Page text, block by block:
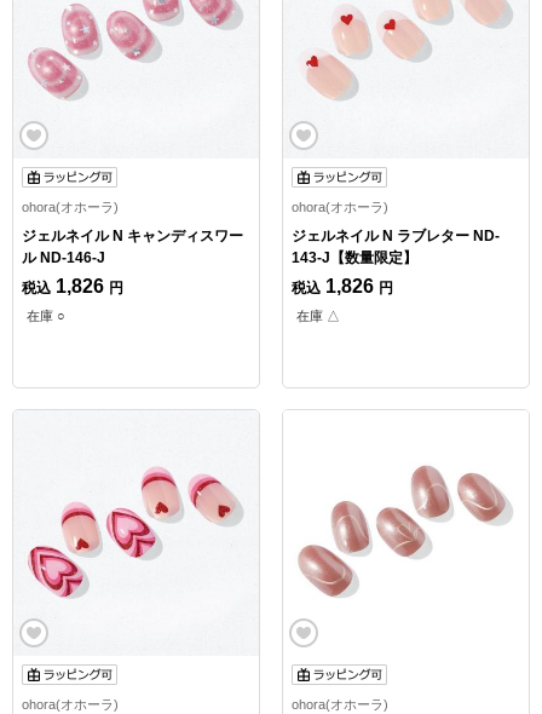
ohora(オホーラ)
ジェルネイル N キャンディスワー
ル ND-146-J
税込 1,826 円
在庫 ○
ohora(オホーラ)
ジェルネイル N ラブレター ND-
143-J【数量限定】
税込 1,826 円
在庫 △
ohora(オホーラ) ohora(オホーラ)